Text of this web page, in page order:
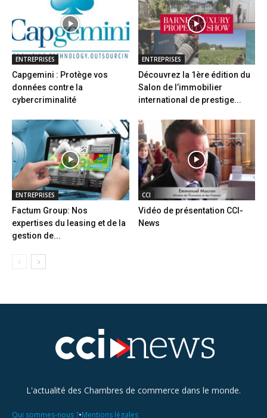
ENTREPRISES
Capgemini : Protège vos
données contre la
cybercriminalité
ENTREPRISES
Découvrez la 1ère édition du
Salon de l’immobilier
international de prestige...
ENTREPRISES
Factum Group: Nos
expertises du leasing et de la
gestion de...
CCI
Vidéo de présentation CCI-
News
L'actualité des Chambres de commerce dans le monde.
Qui sommes-nous ?•Mentions légales